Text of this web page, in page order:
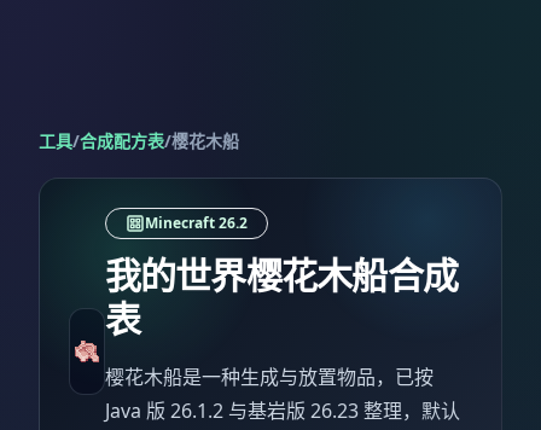
工具/合成配方表/樱花木船
Minecraft 26.2
我的世界樱花木船合成
表
樱花木船是一种生成与放置物品，已按
Java 版 26.1.2 与基岩版 26.23 整理，默认